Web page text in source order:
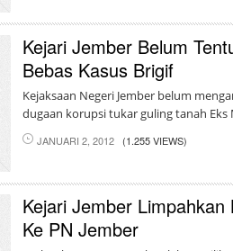
Kejari Jember Belum
Bebas Kasus Brigif
Kejaksaan Negeri Jember belum
dugaan korupsi tukar guling tanah Eks
JANUARI 2, 2012 (1.255 VIEWS)
Kejari Jember
Ke PN Jember